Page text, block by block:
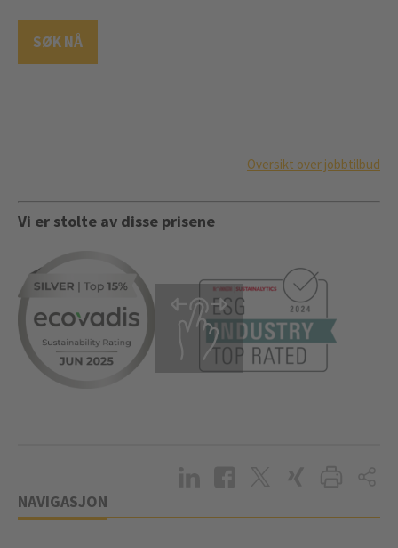
SØK NÅ
Oversikt over jobbtilbud
Vi er stolte av disse prisene
NAVIGASJON